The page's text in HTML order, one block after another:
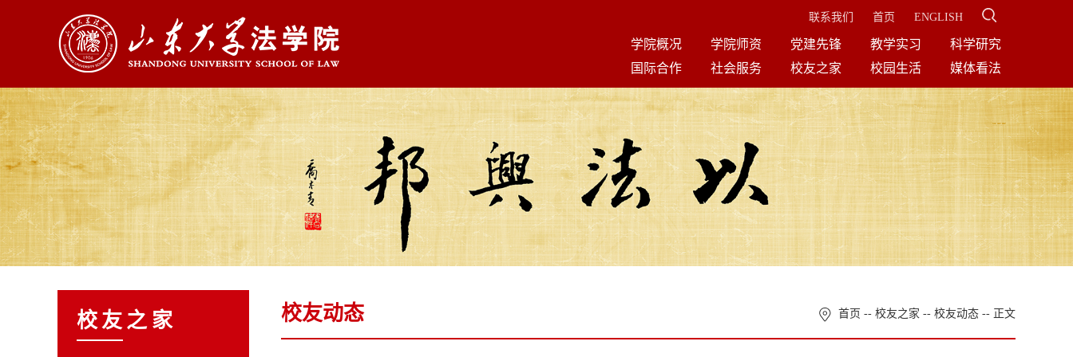
联系我们 首页 ENGLISH
学院概况 学院师资 党建先锋 教学实习
科学研究
国际合作
社会服务 校友之家 校园生活 媒体看法
校友之家 校友动态 首页 -- 校友之家 -- 校友动态 -- 正文